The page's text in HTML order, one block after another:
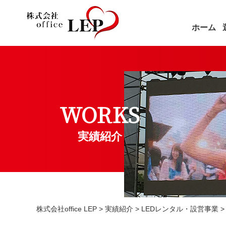
ホーム
WORKS
実績紹介
株式会社office LEP > 実績紹介 > LEDレンタル・設営事業 >